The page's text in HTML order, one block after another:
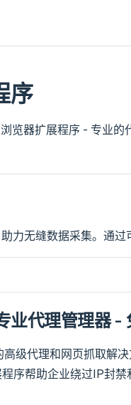
序
览器扩展程序 - 专业的
力无缝数据采集。通过
业代理管理器 -
高级代理和网页抓取解
序帮助企业绕过IP封